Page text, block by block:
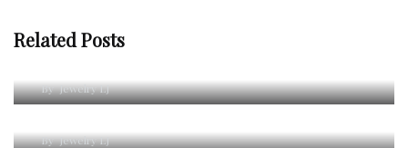
Related Posts
Cách xác định giờ hoàng đạo, hắc đạo trong phong thủy
ByJewelry LJ
GRAND OPENING TIERRA THISO MALL SALA
ByJewelry LJ